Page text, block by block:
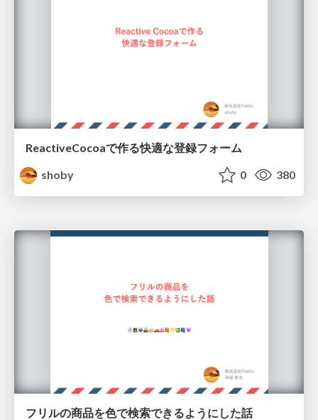
ReactiveCocoaで作る快適な登録フォーム
shoby
0 380
フリルの商品を色で検索できるようにした話